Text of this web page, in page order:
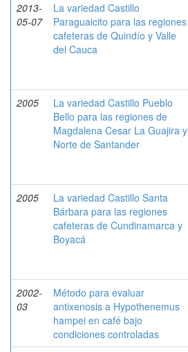
2013-
05-07
La variedad Castillo
Paraguaicito para las regiones
cafeteras de Quindío y Valle
del Cauca
2005
La variedad Castillo Pueblo
Bello para las regiones de
Magdalena Cesar La Guajira y
Norte de Santander
2005
La variedad Castillo Santa
Bárbara para las regiones
cafeteras de Cundinamarca y
Boyacá
2002-
03
Método para evaluar
antixenosis a Hypothenemus
hampei en café bajo
condiciones controladas